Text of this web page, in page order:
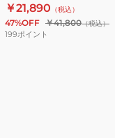
￥21,890 （税込）
47%OFF ￥41,800（税込）
199ポイント